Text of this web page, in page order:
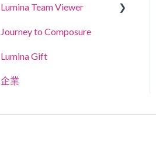
指南與示範
Spark Coach
Spark Coach Plus
Lumina Team Viewer
建立、檢視或編輯團隊
其他Lumina Team功能
Journey to Composure
Lumina Gift
企業